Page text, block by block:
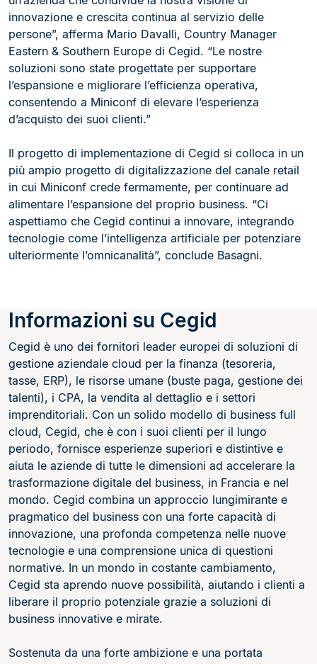
innovazione e crescita continua al servizio delle
persone”, afferma Mario Davalli, Country Manager
Eastern & Southern Europe di Cegid. “Le nostre
soluzioni sono state progettate per supportare
l’espansione e migliorare l’efficienza operativa,
consentendo a Miniconf di elevare l’esperienza
d’acquisto dei suoi clienti.”
Il progetto di implementazione di Cegid si colloca in un
più ampio progetto di digitalizzazione del canale retail
in cui Miniconf crede fermamente, per continuare ad
alimentare l’espansione del proprio business. “Ci
aspettiamo che Cegid continui a innovare, integrando
tecnologie come l’intelligenza artificiale per potenziare
ulteriormente l’omnicanalità”, conclude Basagni.
Informazioni su Cegid
Cegid è uno dei fornitori leader europei di soluzioni di
gestione aziendale cloud per la finanza (tesoreria,
tasse, ERP), le risorse umane (buste paga, gestione dei
talenti), i CPA, la vendita al dettaglio e i settori
imprenditoriali. Con un solido modello di business full
cloud, Cegid, che è con i suoi clienti per il lungo
periodo, fornisce esperienze superiori e distintive e
aiuta le aziende di tutte le dimensioni ad accelerare la
trasformazione digitale del business, in Francia e nel
mondo. Cegid combina un approccio lungimirante e
pragmatico del business con una forte capacità di
innovazione, una profonda competenza nelle nuove
tecnologie e una comprensione unica di questioni
normative. In un mondo in costante cambiamento,
Cegid sta aprendo nuove possibilità, aiutando i clienti a
liberare il proprio potenziale grazie a soluzioni di
business innovative e mirate.
Sostenuta da una forte ambizione e una portata